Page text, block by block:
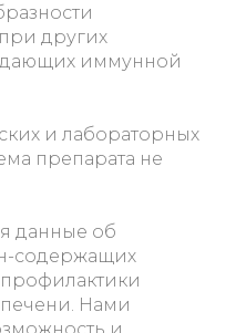
других
иммунной
и лабораторных
препарата не
данные об
содержащих
Нами